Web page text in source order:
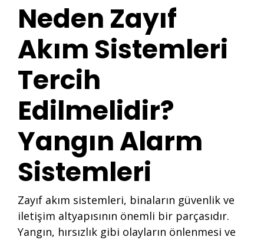
Neden Zayıf
Akım Sistemleri
Tercih
Edilmelidir?
Yangın Alarm
Sistemleri
Zayıf akım sistemleri, binaların güvenlik ve
iletişim altyapısının önemli bir parçasıdır.
Yangın, hırsızlık gibi olayların önlenmesi ve